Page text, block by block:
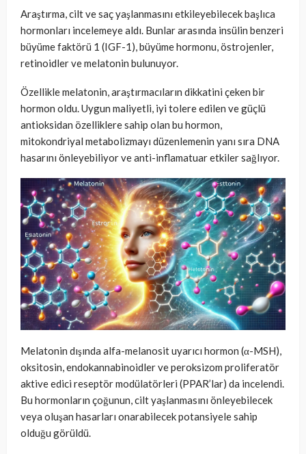
Araştırma, cilt ve saç yaşlanmasını etkileyebilecek başlıca
hormonları incelemeye aldı. Bunlar arasında insülin benzeri
büyüme faktörü 1 (IGF-1), büyüme hormonu, östrojenler,
retinoidler ve melatonin bulunuyor.
Özellikle melatonin, araştırmacıların dikkatini çeken bir
hormon oldu. Uygun maliyetli, iyi tolere edilen ve güçlü
antioksidan özelliklere sahip olan bu hormon,
mitokondriyal metabolizmayı düzenlemenin yanı sıra DNA
hasarını önleyebiliyor ve anti-inflamatuar etkiler sağlıyor.
Melatonin dışında alfa-melanosit uyarıcı hormon (α-MSH),
oksitosin, endokannabinoidler ve peroksizom proliferatör
aktive edici reseptör modülatörleri (PPAR’lar) da incelendi.
Bu hormonların çoğunun, cilt yaşlanmasını önleyebilecek
veya oluşan hasarları onarabilecek potansiyele sahip
olduğu görüldü.